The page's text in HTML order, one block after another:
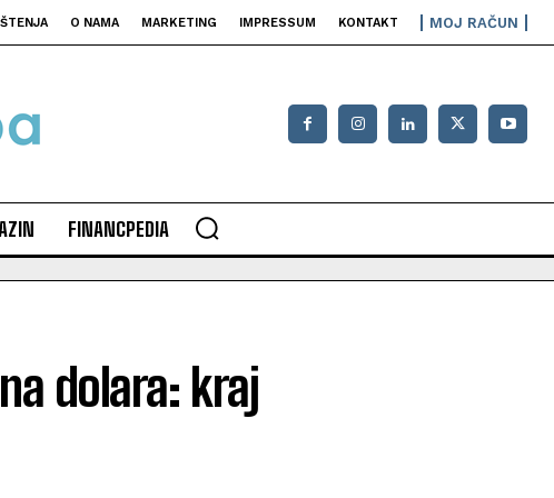
O NAMA MARKETING IMPRESSUM KONTAKT MOJ RAČUN
FINANCPEDIA
dolara: kraj